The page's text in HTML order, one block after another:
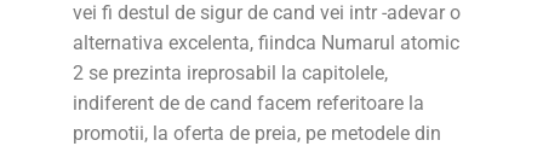
vei fi destul de sigur de cand vei intr -adevar o
alternativa excelenta, fiindca Numarul atomic
2 se prezinta ireprosabil la capitolele,
indiferent de de cand facem referitoare la
promotii, la oferta de preia, pe metodele din